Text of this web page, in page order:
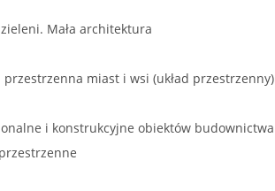
Mała architektura
miast i wsi (układ przestrzenny)
i konstrukcyjne obiektów budownictwa